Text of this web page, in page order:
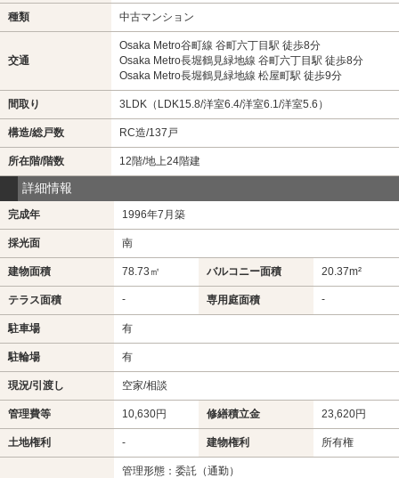
種類 中古マンション
交通
Osaka Metro谷町線 谷町六丁目駅 徒歩8分
Osaka Metro長堀鶴見緑地線 谷町六丁目駅 徒歩8分
Osaka Metro長堀鶴見緑地線 松屋町駅 徒歩9分
間取り 3LDK（LDK15.8/洋室6.4/洋室6.1/洋室5.6）
構造/総戸数 RC造/137戸
所在階/階数 12階/地上24階建
詳細情報
完成年 1996年7月築
採光面 南
建物面積 78.73㎡ バルコニー面積 20.37m²
テラス面積 - 専用庭面積 -
駐車場 有
駐輪場 有
現況/引渡し 空家/相談
管理費等 10,630円 修繕積立金 23,620円
土地権利 - 建物権利 所有権
管理形態：委託（通勤）